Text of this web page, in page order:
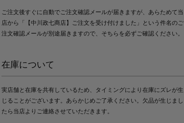
ご注文後すぐに自動でご注文確認メールが届きますが、あらためて当
店から「【中川政七商店】ご注文を受け付けました」という件名のご
注文確認メールが別途届きますので、そちらを必ずご確認ください。
在庫について
実店舗と在庫を共有しているため、タイミングにより在庫にズレが生
じることがございます。あらかじめご了承ください。欠品が生じまし
たら当店よりご連絡させていただきます。